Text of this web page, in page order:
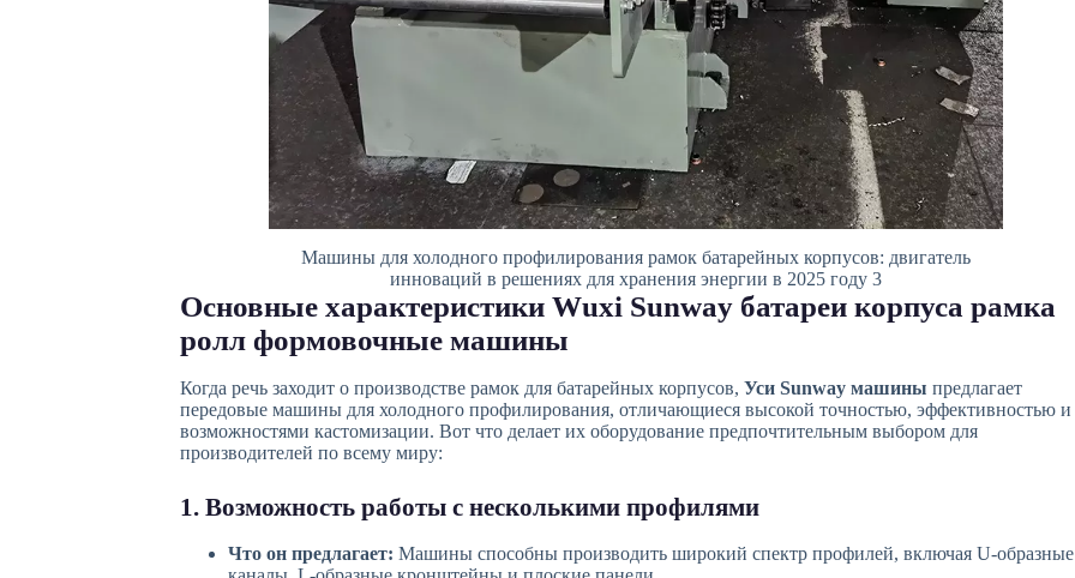
Машины для холодного профилирования рамок батарейных корпусов: двигатель
инноваций в решениях для хранения энергии в 2025 году 3
Основные характеристики Wuxi Sunway батареи корпуса рамка
ролл формовочные машины
Когда речь заходит о производстве рамок для батарейных корпусов, Уси Sunway машины предлагает
передовые машины для холодного профилирования, отличающиеся высокой точностью, эффективностью и
возможностями кастомизации. Вот что делает их оборудование предпочтительным выбором для
производителей по всему миру:
1. Возможность работы с несколькими профилями
Что он предлагает: Машины способны производить широкий спектр профилей, включая U-образные